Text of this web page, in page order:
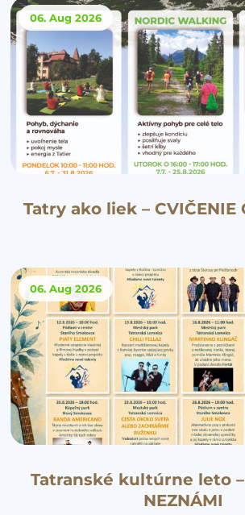
06. Aug 2026
Tatry ako liek – CVIČENIE
06. Aug 2026
Tatranské kultúrne leto
NEZNÁMI